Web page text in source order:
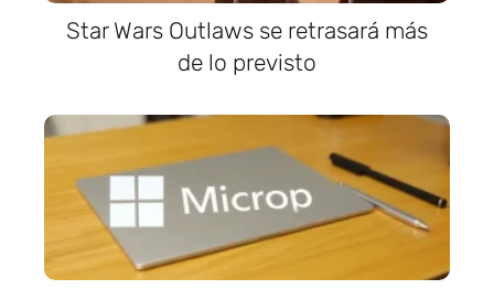
Star Wars Outlaws se retrasará más
de lo previsto